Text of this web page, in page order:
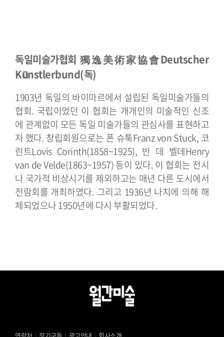
독일미술가협회 獨逸美術家協會Deutscher
Künstlerbund(독)
1903년 독일의 바이마르에서 설립된 독일미술가들의
협회. 국립이었던 이 협회는 개개인의 미술적인 신조
에 관계없이 모든 독일 미술가들의 관심사를 표현하고
자 했다. 창립회원으로는 폰 슈툭Franz von Stuck, 코
린트Lovis Corinth(1858~1925), 반 데 벨데Henry
van de Velde(1863~1957) 등이 있다. 이 협회는 전시
나 국가적 비상시기를 제외하고는 매년 다른 도시에서
전람회를 개최하였다. 그리고 1936년 나치에 의해 해
체되었으나 1950년에 다시 부활되었다.